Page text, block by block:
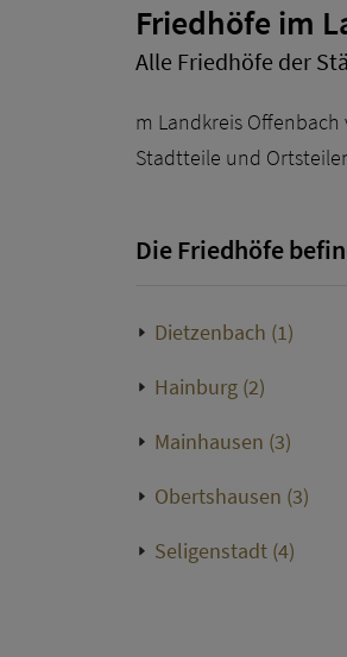
Friedhöfe im
Alle Friedhöfe der
m Landkreis
Stadtteile und
Die Friedhöfe
Dietzenbach (1)
Hainburg (2)
Mainhausen (3)
Obertshausen (3)
Seligenstadt (4)